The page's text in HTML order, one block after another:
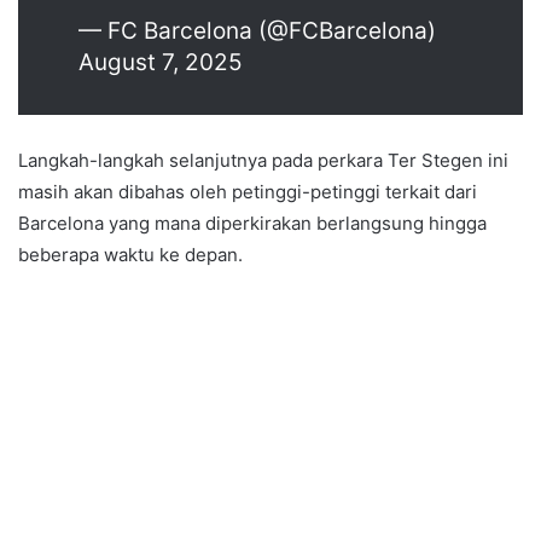
— FC Barcelona (@FCBarcelona)
August 7, 2025
Langkah-langkah selanjutnya pada perkara Ter Stegen ini
masih akan dibahas oleh petinggi-petinggi terkait dari
Barcelona yang mana diperkirakan berlangsung hingga
beberapa waktu ke depan.